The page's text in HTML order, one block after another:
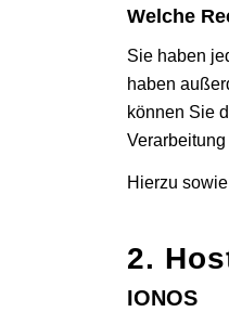
Welche
Sie haben
haben
können Sie
Hierzu
2.
IONOS